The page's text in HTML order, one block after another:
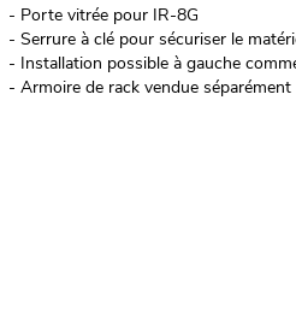
- Porte vitrée pour IR-8G
- Serrure à clé pour sécuriser le
- Installation possible à gauche
- Armoire de rack vendue séparément